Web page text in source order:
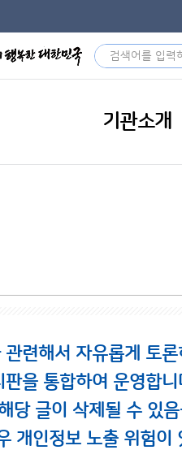
기관소개
련해서 자유롭게 토
을 통합하여 운영합니
당 글이 삭제될 수 있
개인정보 노출 위험이